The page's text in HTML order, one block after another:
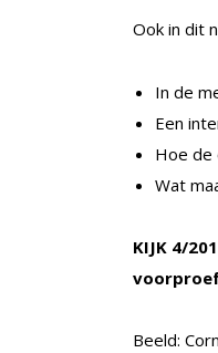
Ook in dit
In de
Een
Hoe de
Wat
KIJK 4/
Beeld: